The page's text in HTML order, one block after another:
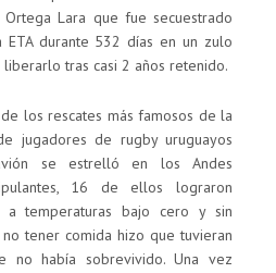
Lara que fue secuestrado
durante 532 días en un zulo
tras casi 2 años retenido.
los rescates más famosos de la
jugadores de rugby uruguayos
se estrelló en los Andes
16 de ellos lograron
temperaturas bajo cero y sin
tener comida hizo que tuvieran
había sobrevivido. Una vez